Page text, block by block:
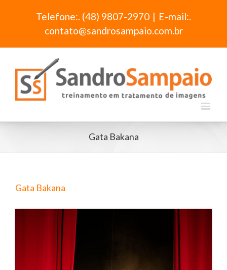
Telefone:. (48) 9807-2970 | E-mail:.
contato@sandrosampaio.com.br
Gata Bakana
Gata Bakana